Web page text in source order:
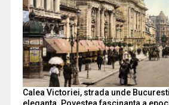
Calea Victoriei, strada unde
eleganta. Povestea fascinanta a